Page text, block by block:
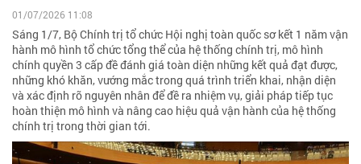
01/07/2026 11:08
Sáng 1/7, Bộ Chính trị tổ chức Hội nghị toàn quốc sơ kết 1 năm vận
hành mô hình tổ chức tổng thể của hệ thống chính trị, mô hình
chính quyền 3 cấp đề đánh giá toàn diện những kết quả đạt được,
những khó khăn, vướng mắc trong quá trình triển khai, nhận diện
và xác định rõ nguyên nhân để đề ra nhiệm vụ, giải pháp tiếp tục
hoàn thiện mô hình và nâng cao hiệu quả vận hành của hệ thống
chính trị trong thời gian tới.